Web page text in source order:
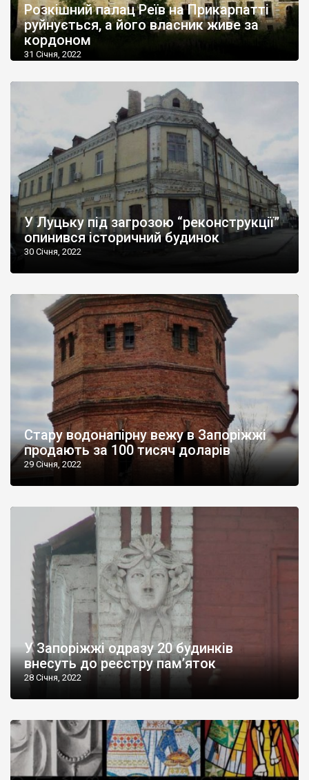
Розкішний палац Реїв на Прикарпатті
руйнується, а його власник живе за
кордоном
31 Січня, 2022
У Луцьку під загрозою “реконструкції”
опинився історичний будинок
30 Січня, 2022
Стару водонапірну вежу в Запоріжжі
продають за 100 тисяч доларів
29 Січня, 2022
У Запоріжжі одразу 20 будинків
внесуть до реєстру пам’яток
28 Січня, 2022